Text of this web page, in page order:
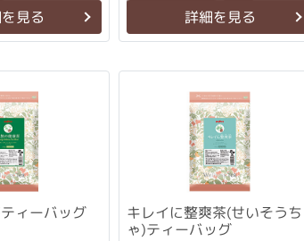
見る ティーバッグ 大袋
詳細を見る
ィーバッグ キレイに整爽茶(せいそうち
ゃ)ティーバッグ